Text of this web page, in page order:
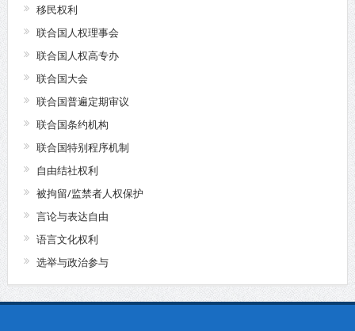
移民权利
联合国人权理事会
联合国人权高专办
联合国大会
联合国普遍定期审议
联合国条约机构
联合国特别程序机制
自由结社权利
被拘留/监禁者人权保护
言论与表达自由
语言文化权利
选举与政治参与